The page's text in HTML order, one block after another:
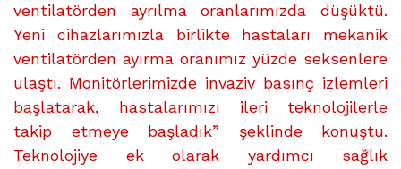
ventilatörden ayrılma oranlarımızda düşüktü.
Yeni cihazlarımızla birlikte hastaları mekanik
ventilatörden ayırma oranımız yüzde seksenlere
ulaştı. Monitörlerimizde invaziv basınç izlemleri
başlatarak, hastalarımızı ileri teknolojilerle
takip etmeye başladık” şeklinde konuştu.
Teknolojiye ek olarak yardımcı sağlık